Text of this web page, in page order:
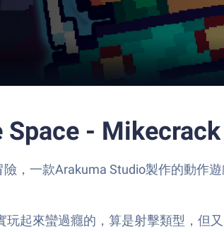
-
，一款Arakuma Studio製作的動作
起來蠻過癮的，算是射擊類型，